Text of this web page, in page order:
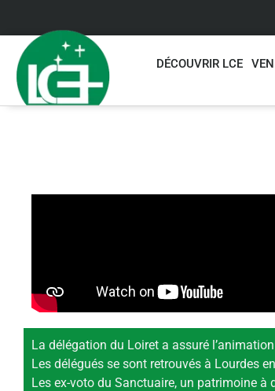
DÉCOUVRIR LCE
La délégation du Loiret a assuré
Les délégués se sont retrouvés à Lourdes
Les ex-voto du Sanctuaire, un patrimoine à